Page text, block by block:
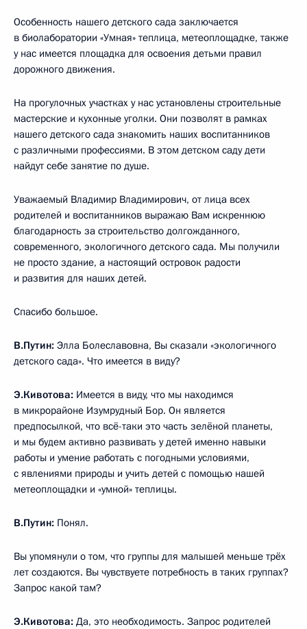
Особенность нашего детского сада заключается
в биолаборатории «Умная» теплица, метеоплощадке, также
у нас имеется площадка для освоения детьми правил
дорожного движения.
На прогулочных участках у нас установлены строительные
мастерские и кухонные уголки. Они позволят в рамках
нашего детского сада знакомить наших воспитанников
с различными профессиями. В этом детском саду дети
найдут себе занятие по душе.
Уважаемый Владимир Владимирович, от лица всех
родителей и воспитанников выражаю Вам искреннюю
благодарность за строительство долгожданного,
современного, экологичного детского сада. Мы получили
не просто здание, а настоящий островок радости
и развития для наших детей.
Спасибо большое.
В.Путин: Элла Болеславовна, Вы сказали «экологичного
детского сада». Что имеется в виду?
Э.Кивотова: Имеется в виду, что мы находимся
в микрорайоне Изумрудный Бор. Он является
предпосылкой, что всё-таки это часть зелёной планеты,
и мы будем активно развивать у детей именно навыки
работы и умение работать с погодными условиями,
с явлениями природы и учить детей с помощью нашей
метеоплощадки и «умной» теплицы.
В.Путин: Понял.
Вы упомянули о том, что группы для малышей меньше трёх
лет создаются. Вы чувствуете потребность в таких группах?
Запрос какой там?
Э.Кивотова: Да, это необходимость. Запрос родителей